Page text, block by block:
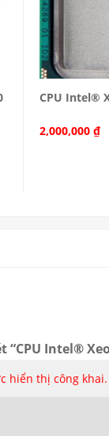
CPU Intel®
2,000,000 ₫
Intel®
hiển thị công khai.